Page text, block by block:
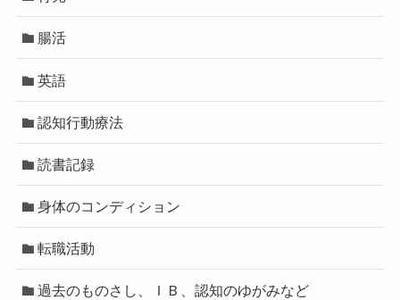
腸活
英語
認知行動療法
読書記録
身体のコンディション
転職活動
過去のものさし、ＩＢ、認知のゆがみなど